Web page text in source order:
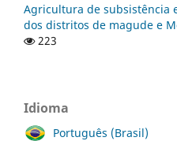
Agricultura de subsistência
dos distritos de magude e
223
Idioma
Português (Brasil)